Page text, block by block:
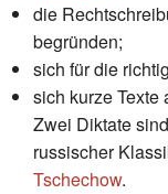
die
begründen;
sich für die
sich kurze Texte
Zwei Diktate
russischer
Tschechow.